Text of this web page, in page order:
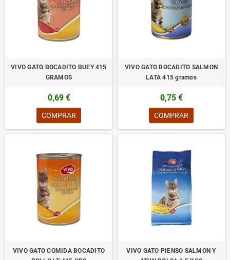
VIVO GATO BOCADITO BUEY 415
GRAMOS
0,69 €
COMPRAR
VIVO GATO BOCADITO SALMON
LATA 415 gramos
0,75 €
COMPRAR
VIVO GATO COMIDA BOCADITO
VIVO GATO PIENSO SALMON Y